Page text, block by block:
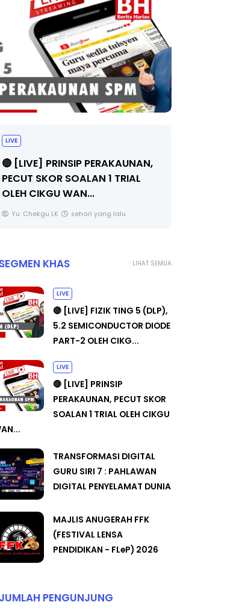
TRANSFORMASI DIGITAL GURU
SIRI 7 : PAHLAWAN DIGITAL
PENYELAMAT DUNIA
Unknown 5 hari yang lalu
LIHAT SEMUA
SEGMEN KHAS
LIVE
🔴 [LIVE] FIZIK TING 5 (DLP),
5.2 SEMICONDUCTOR DIODE
PART-2 OLEH CIKG...
LIVE
🔴 [LIVE] PRINSIP
PERAKAUNAN, PECUT SKOR
SOALAN 1 TRIAL OLEH CIKGU
TRANSFORMASI DIGITAL
GURU SIRI 7 : PAHLAWAN
DIGITAL PENYELAMAT DUNIA
MAJLIS ANUGERAH FFK
(FESTIVAL LENSA
PENDIDIKAN - FLeP) 2026
JUMLAH PENGUNJUNG